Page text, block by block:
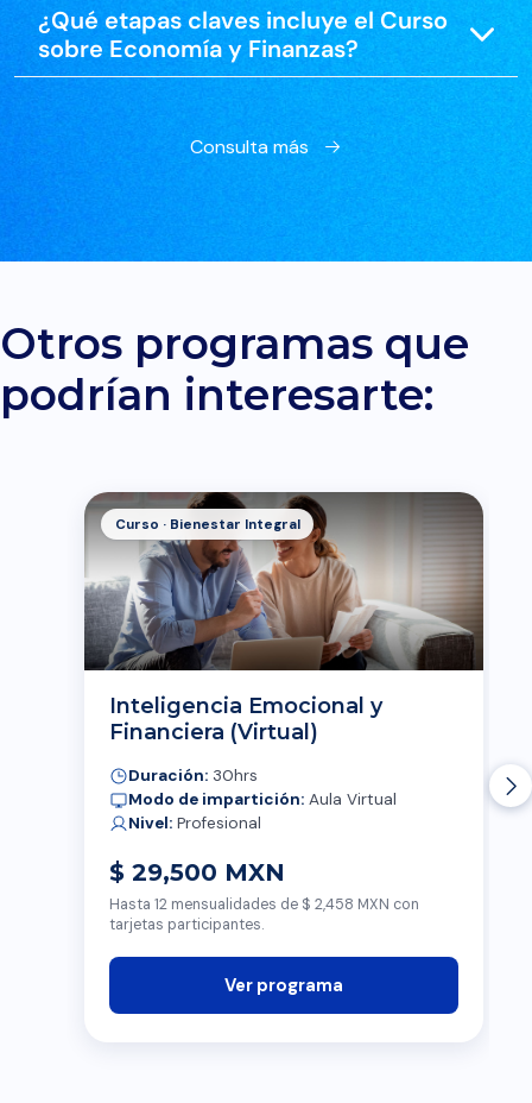
¿Qué etapas claves incluye el Curso
sobre Economía y Finanzas?
Consulta más
Otros programas que
podrían interesarte:
Curso · Bienestar Integral
Inteligencia Emocional y
Financiera (Virtual)
Duración:30hrs
Modo de impartición:Aula Virtual
Nivel:Profesional
$ 29,500 MXN
Hasta 12 mensualidades de $ 2,458 MXN con
tarjetas participantes.
Ver programa